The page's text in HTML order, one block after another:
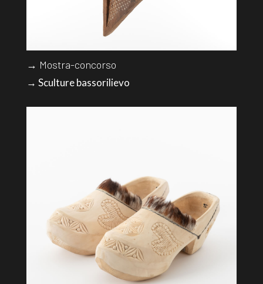
→ Mostra-concorso
→ Sculture bassorilievo